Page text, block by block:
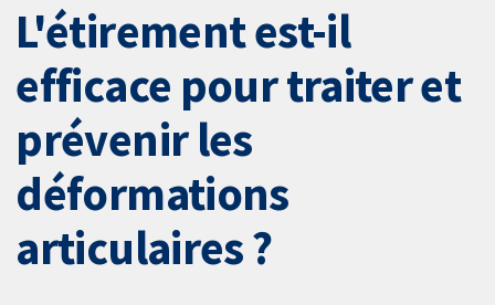
L'étirement est-il
efficace pour traiter et
prévenir les
déformations
articulaires ?